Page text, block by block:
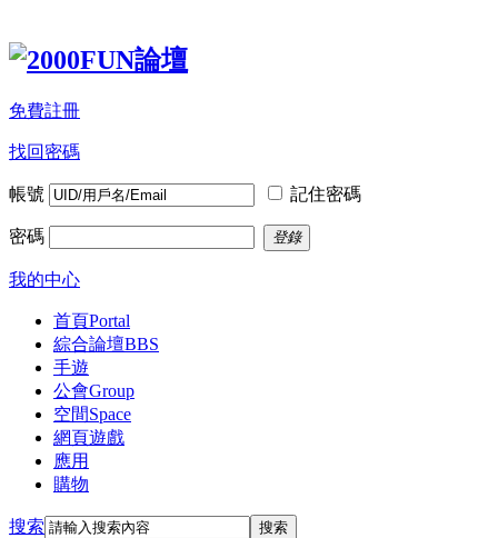
免費註冊
找回密碼
帳號 記住密碼
密碼 登錄
我的中心
首頁Portal
綜合論壇BBS
手遊
公會Group
空間Space
網頁遊戲
應用
購物
搜索 搜索